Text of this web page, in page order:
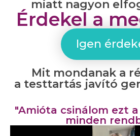
miatt nagyon
Érdekel a
Igen
Mit mondanak a
a testtartás javító
"Amióta csinálom ezt
minden